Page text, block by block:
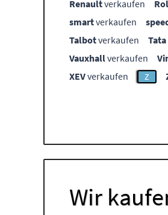
Renaultverkaufen
smartverkaufen
Talbotverkaufen Tata
Vauxhallverkaufen
XEVverkaufen Z
Wir